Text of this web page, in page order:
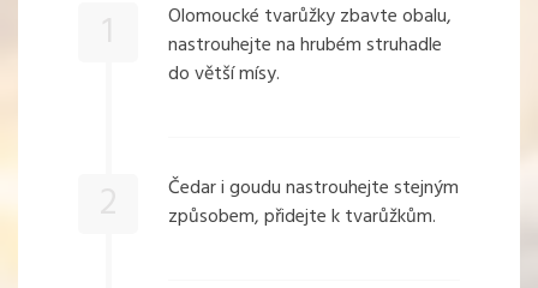
Olomoucké tvarůžky zbavte obalu,
nastrouhejte na hrubém struhadle
do větší mísy.
Čedar i goudu nastrouhejte stejným
způsobem, přidejte k tvarůžkům.